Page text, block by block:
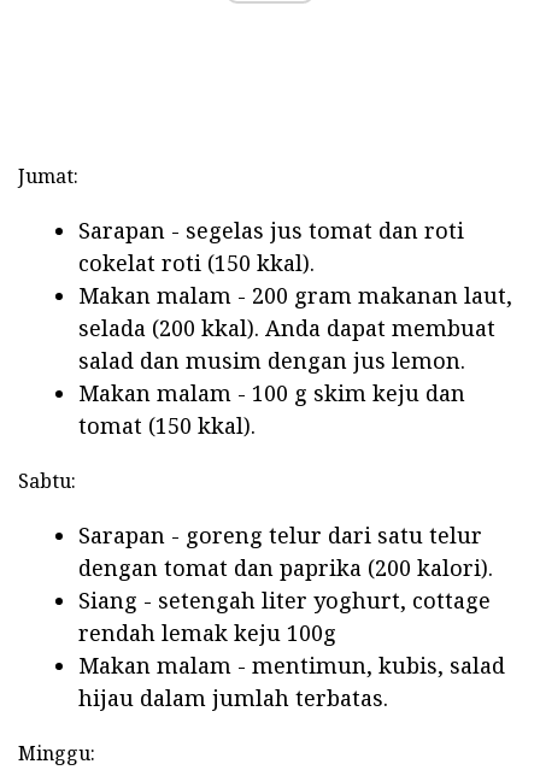
Jumat:
Sarapan - segelas jus tomat dan roti
cokelat roti (150 kkal).
Makan malam - 200 gram makanan laut,
selada (200 kkal). Anda dapat membuat
salad dan musim dengan jus lemon.
Makan malam - 100 g skim keju dan
tomat (150 kkal).
Sabtu:
Sarapan - goreng telur dari satu telur
dengan tomat dan paprika (200 kalori).
Siang - setengah liter yoghurt, cottage
rendah lemak keju 100g
Makan malam - mentimun, kubis, salad
hijau dalam jumlah terbatas.
Minggu: